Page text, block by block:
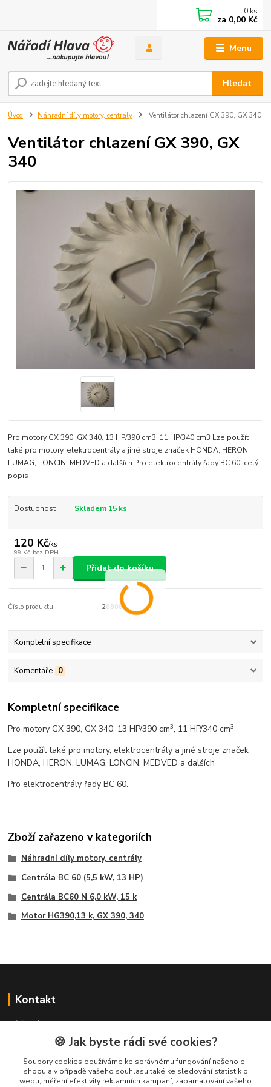
Menu
Hledat
0 ks
za 0,00 Kč
Úvod Náhradní díly motory, centrály Ventilátor chlazení GX 390, GX 340
Ventilátor chlazení GX 390, GX
340
Pro motory GX 390, GX 340, 13 HP/390 cm3, 11 HP/340 cm3 Lze použít
také pro motory, elektrocentrály a jiné stroje značek HONDA, HERON,
LUMAG, LONCIN, MEDVED a dalších Pro elektrocentrály řady BC 60. celý
popis
Dostupnost Skladem 15 ks
120 Kč/ks
99 Kč bez DPH
Přidat do košíku
Číslo produktu: 20808
Kompletní specifikace
Komentáře 0
Kompletní specifikace
Pro motory GX 390, GX 340, 13 HP/390 cm3, 11 HP/340 cm3
Lze použít také pro motory, elektrocentrály a jiné stroje značek
HONDA, HERON, LUMAG, LONCIN, MEDVED a dalších
Pro elektrocentrály řady BC 60.
Zboží zařazeno v kategoriích
Náhradní díly motory, centrály
Centrála BC 60 (5,5 kW, 13 HP)
Centrála BC60 N 6,0 kW, 15 k
Motor HG390,13 k, GX 390, 340
Kontakt
+420 481 621 329
centraly@enhlava.cz
🍪 Jak byste rádi své cookies?
Soubory cookies používáme ke správnému fungování našeho e-
shopu a v případě vašeho souhlasu také ke sledování statistik o
webu, měření efektivity reklamních kampaní, zapamatování vašeho